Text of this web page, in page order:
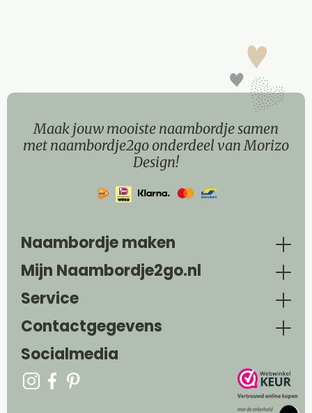
Maak jouw mooiste naambordje samen
met naambordje2go onderdeel van Morizo
Design!
Naambordje maken
Mijn Naambordje2go.nl
Service
Contactgegevens
Socialmedia